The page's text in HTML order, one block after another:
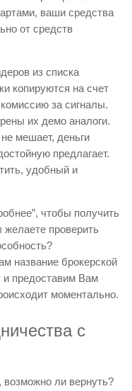
ваши средства
от средств
из списка
копируются на счет
за сигналы.
их демо аналоги.
не мешает, деньги
предлагает.
удобный и
чтобы получить
проверить
название брокерской
предоставим Вам
моментально.
с
возможно ли вернуть?